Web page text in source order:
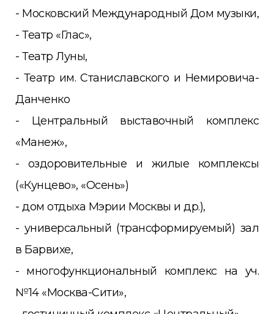
- Московский Международный Дом музыки,
- Театр «Глас»,
- Театр Луны,
- Театр им. Станиславского и Немировича-
Данченко
- Центральный выставочный комплекс
«Манеж»,
- оздоровительные и жилые комплексы
(«Кунцево», «Осень»)
- дом отдыха Мэрии Москвы и др.),
- универсальный (трансформируемый) зал
в Барвихе,
- многофункциональный комплекс на уч.
№14 «Москва-Сити»,